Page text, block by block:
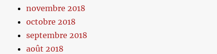
novembre 2018
octobre 2018
septembre 2018
août 2018